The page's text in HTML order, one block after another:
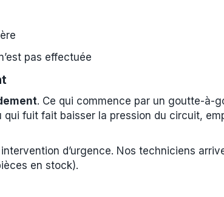
pas effectuée
. Ce qui commence par un goutte-à-
qui fuit fait baisser la pression du circuit,
d’urgence. Nos techniciens
en stock).